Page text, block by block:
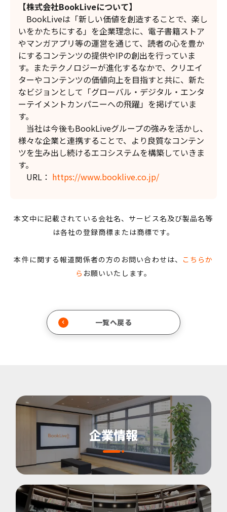
【株式会社BookLiveについて】
BookLiveは「新しい価値を創造することで、楽し
いをかたちにする」を企業理念に、電子書籍ストア
やマンガアプリ等の運営を通じて、読者の心を豊か
にするコンテンツの提供やIPの創出を行っていま
す。またテクノロジーが進化するなかで、クリエイ
ターやコンテンツの価値向上を目指すと共に、新た
なビジョンとして「グローバル・デジタル・エンタ
ーテイメントカンパニーへの飛躍」を掲げていま
す。
当社は今後もBookLiveグループの強みを活かし、
様々な企業と連携することで、より良質なコンテン
ツを生み出し続けるエコシステムを構築していきま
す。
URL： https://www.booklive.co.jp/
本文中に記載されている会社名、サービス名及び製品名等
は各社の登録商標または商標です。
本件に関する報道関係者の方のお問い合わせは、 こちらか
ら お願いいたします。
一覧へ戻る
企業情報